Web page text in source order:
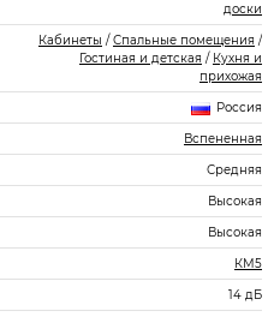
доски
Кабинеты / Спальные помещения /
Гостиная и детская / Кухня и
прихожая
Россия
Вспененная
Средняя
Высокая
Высокая
КМ5
14 дБ